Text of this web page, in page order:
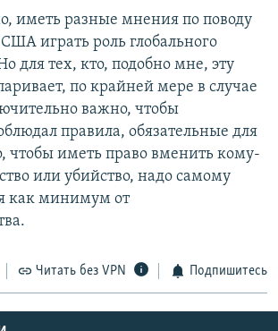
иметь разные мнения по поводу
играть роль глобального
для тех, кто, подобно мне, эту
по крайней мере в случае
важно, чтобы
правила, обязательные для
чтобы иметь право вменить кому-
или убийство, надо самому
как минимум от
Читать без VPN Подпишитесь